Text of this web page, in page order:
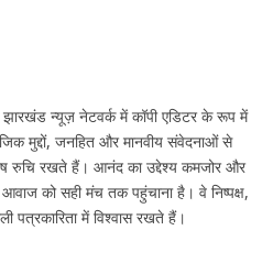
झारखंड न्यूज़ नेटवर्क में कॉपी एडिटर के रूप में
मुद्दों, जनहित और मानवीय संवेदनाओं से
रुचि रखते हैं। आनंद का उद्देश्य कमजोर और
को सही मंच तक पहुंचाना है। वे निष्पक्ष,
पत्रकारिता में विश्वास रखते हैं।